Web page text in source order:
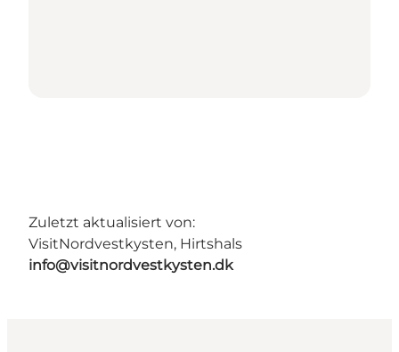
Zuletzt aktualisiert von:
VisitNordvestkysten, Hirtshals
info@visitnordvestkysten.dk